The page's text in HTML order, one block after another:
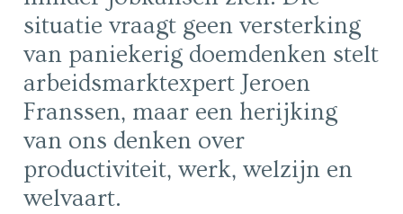
situatie vraagt geen versterking
van paniekerig doemdenken stelt
arbeidsmarktexpert Jeroen
Franssen, maar een herijking
van ons denken over
productiviteit, werk, welzijn en
welvaart.